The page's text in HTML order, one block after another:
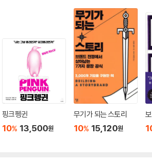
않으면 많은 서비스를 포기해야 하는데 불가능
넷플릭스와 애플 등 거대 테크기업에서 이용하
을 예로 들며 충분히 할 수 있다고 말한다. 이 기술
보 보안에 비용을 낭비하지 않으면서 서비스를
인정보를 넘기지 않아도 맞춤형 콘텐츠를 추천
하는 기업에 세금을 부과하고, 반독점법을 실행
정보를 독점하지 않도록 별도의 회사로 분리해
터 브로커들은 사용자의 개인 데이터를 최대한
데, 미국 항공업계 전체의 매출액 또는 방글라
핑크펭귄
10% 13,500원
무기가 되는 스토리
10% 15,120원